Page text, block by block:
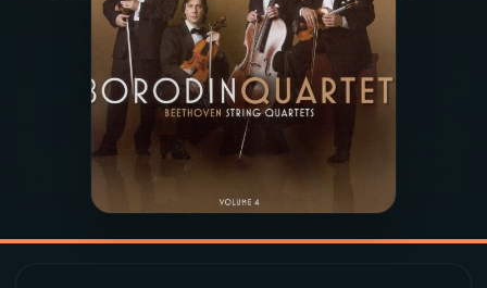
PODCASTS
VIDEOCASTS
ÚLTIMAS